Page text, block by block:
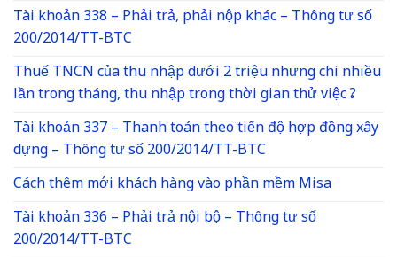
Tài khoản 338 – Phải trả, phải nộp khác – Thông tư số
200/2014/TT-BTC
Thuế TNCN của thu nhập dưới 2 triệu nhưng chi nhiều
lần trong tháng, thu nhập trong thời gian thử việc ?
Tài khoản 337 – Thanh toán theo tiến độ hợp đồng xây
dựng – Thông tư số 200/2014/TT-BTC
Cách thêm mới khách hàng vào phần mềm Misa
Tài khoản 336 – Phải trả nội bộ – Thông tư số
200/2014/TT-BTC